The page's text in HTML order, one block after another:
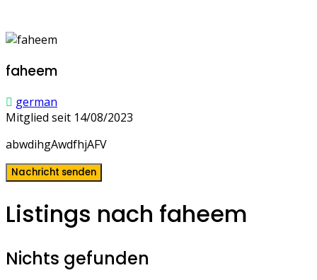
faheem
german
Mitglied seit 14/08/2023
abwdihgAwdfhjAFV
Nachricht senden
Listings nach faheem
Nichts gefunden